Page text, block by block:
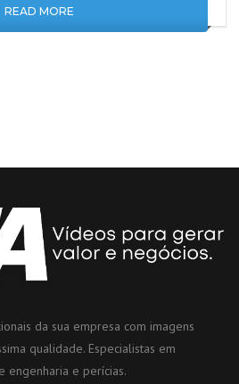
READ MORE
da sua empresa com imagens
qualidade. Especialistas em
engenharia e perícias.